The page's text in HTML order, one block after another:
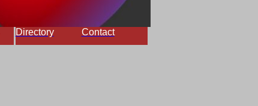
Directory Contact